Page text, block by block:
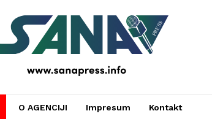
PRESS
O AGENCIJI Impresum Kontakt